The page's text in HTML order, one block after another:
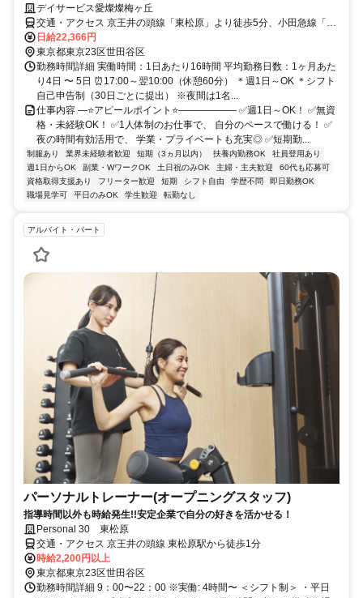
デイサービス愛燦燦梅ヶ丘
交通・アクセス 京王井の頭線「東松原」より徒歩5分、小田急線「梅
ヶ丘」北口より徒歩6分
日給22,366円
東京都東京23区世田谷区
勤務時間詳細 実働時間：1日あたり16時間 平均勤務日数：1ヶ月あた
り4日 〜 5日 ⏰17:00～翌10:00（休憩60分） ＊週1日～OK ＊シフト
自己申告制（30日ごとに提出） ※夜間は1名...
仕事内容 ―⭐アピールポイント⭐―――――― ✅週1日～OK！ ✅無資
格・未経験OK！ ✅1人体制のお仕事で、 自分のペースで働ける！ ✅
夜の時間有効活用で、 学業・プライベートも充実◎ ✅短期勤...
制服あり 業界未経験者歓迎 短期（3ヵ月以内） 扶養内勤務OK
社員登用あり
週1日からOK
副業・WワークOK 土日祝のみOK 主婦・主夫歓迎
60代も応募可
資格取得支援あり
フリーター歓迎 短期 シフト自由 学歴不問
即日勤務OK
職場見学可
平日のみOK 学生歓迎 転勤なし
アルバイト・パート
パーソナルトレーナー(オープニングスタッフ)
指導時間以外も時給発生!!安定企業で自分の好きを活かせる！
Personal 30 東松原
交通・アクセス 京王井の頭線 東松原駅から徒歩1分
時給2,200円以上
東京都東京23区世田谷区
勤務時間詳細 9：00〜22：00 ※実働: 4時間〜 ＜シフト制＞ ・平日